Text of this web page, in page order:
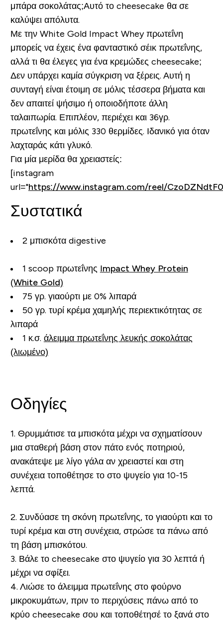
μπάρα σοκολάτας;Αυτό το cheesecake θα σε
καλύψει απόλυτα.
Με την White Gold Impact Whey πρωτεΐνη
μπορείς να έχεις ένα φανταστικό σέικ πρωτεΐνης,
αλλά τι θα έλεγες για ένα κρεμώδες cheesecake;
Δεν υπάρχει καμία σύγκριση να ξέρεις. Αυτή η
συνταγή είναι έτοιμη σε μόλις τέσσερα βήματα και
δεν απαιτεί ψήσιμο ή οποιοδήποτε άλλη
ταλαιπωρία. Επιπλέον, περιέχει και 36γρ.
πρωτεΐνης και μόλις 330 θερμίδες. Ιδανικό για όταν
λαχταράς κάτι γλυκό.
Για μία μερίδα θα χρειαστείς:
[instagram
url="https://www.instagram.com/reel/
Συστατικά
2 μπισκότα digestive
1 scoop πρωτεΐνης Ιmpact Whey Protein
(White Gold)
75 γρ. γιαούρτι με 0% λιπαρά
50 γρ. τυρί κρέμα χαμηλής περιεκτικότητας σε
λιπαρά
1 κ.σ. άλειμμα πρωτεΐνης λευκής σοκολάτας
(λιωμένο)
Οδηγίες
1. Θρυμμάτισε τα μπισκότα μέχρι να σχηματίσουν
μια σταθερή βάση στον πάτο ενός ποτηριού,
ανακάτεψε με λίγο γάλα αν χρειαστεί και στη
συνέχεια τοποθέτησε το στο ψυγείο για 10-15
λεπτά.
2. Συνδύασε τη σκόνη πρωτεΐνης, το γιαούρτι και το
τυρί κρέμα και στη συνέχεια, στρώσε τα πάνω από
τη βάση μπισκότου.
3. Βάλε το cheesecake στο ψυγείο για 30 λεπτά ή
μέχρι να σφίξει.
4. Λιώσε το άλειμμα πρωτεΐνης στο φούρνο
μικροκυμάτων, πριν το περιχύσεις πάνω από το
κρύο cheesecake σου και τοποθέτησέ το ξανά στο